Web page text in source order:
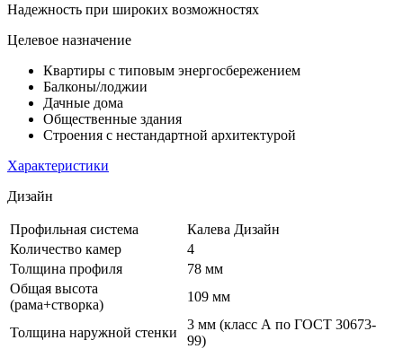
Надежность при широких возможностях
Целевое назначение
Квартиры с типовым энергосбережением
Балконы/лоджии
Дачные дома
Общественные здания
Строения с нестандартной архитектурой
Характеристики
Дизайн
Профильная система
Калева Дизайн
Количество камер
4
Толщина профиля
78 мм
Общая высота
(рама+створка)
109 мм
Толщина наружной стенки
3 мм (класс А по ГОСТ 30673-
99)